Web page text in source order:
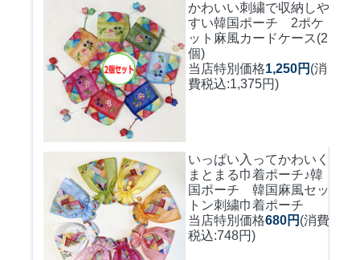
かわいい刺繍で収納しや
すい韓国ポーチ 2ポケ
ット麻風カードケース(2
個)
当店特別価格1,250円 (消
費税込:1,375円)
いっぱい入ってかわいく
まとまる巾着ポーチ♪韓
国ポーチ 韓国麻風セッ
トン刺繍巾着ポーチ
当店特別価格680円 (消費
税込:748円)